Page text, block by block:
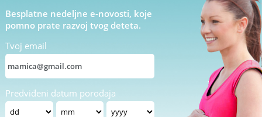
Besplatne nedeljne e-novosti, koje
pomno prate razvoj tvog deteta.
Tvoj email
Predviđeni datum porođaja